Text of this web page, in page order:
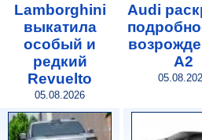
Lamborghini
выкатила
особый и
редкий
Revuelto
05.08.2026
Audi
A2